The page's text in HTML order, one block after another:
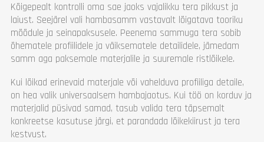
Kõigepealt kontrolli oma sae jaoks vajalikku tera pikkust ja
laiust. Seejärel vali hambasamm vastavalt lõigatava tooriku
mõõdule ja seinapaksusele. Peenema sammuga tera sobib
õhematele profiilidele ja väiksematele detailidele, jämedam
samm aga paksemale materjalile ja suuremale ristlõikele.
Kui lõikad erinevaid materjale või vahelduva profiiliga detaile,
on hea valik universaalsem hambajaotus. Kui töö on korduv ja
materjalid püsivad samad, tasub valida tera täpsemalt
konkreetse kasutuse järgi, et parandada lõikekiirust ja tera
kestvust.